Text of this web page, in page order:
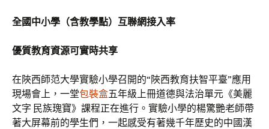
全國中小學（含教學點）互聯網接入率
優質教育資源可實時共享
在陜西師范大學實驗小學召開的“陜西教育扶智平臺”應用
現場會上，一堂包裝盒五年級上冊道德與法治單元《美麗
文字 民族瑰寶》課程正在進行。實驗小學的楊驚艷老師帶
著大屏幕前的學生們，一起感受有著幾千年歷史的中國漢